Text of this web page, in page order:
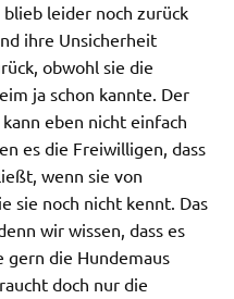
blieb leider noch zurück
ihre Unsicherheit
obwohl sie die
ja schon kannte. Der
eben nicht einfach
es die Freiwilligen, dass
wenn sie von
sie noch nicht kennt. Das
wir wissen, dass es
gern die Hundemaus
doch nur die